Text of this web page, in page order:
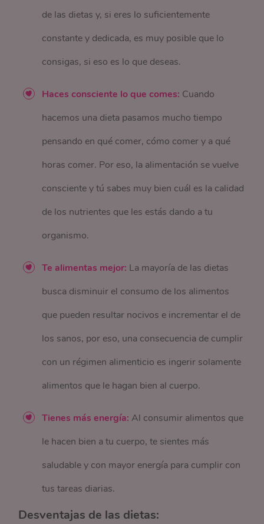
de las dietas y, si eres lo suficientemente
constante y dedicada, es muy posible que lo
consigas, si eso es lo que deseas.
Haces consciente lo que comes: Cuando
hacemos una dieta pasamos mucho tiempo
pensando en qué comer, cómo comer y a qué
horas comer. Por eso, la alimentación se vuelve
consciente y tú sabes muy bien cuál es la calidad
de los nutrientes que les estás dando a tu
organismo.
Te alimentas mejor: La mayoría de las dietas
busca disminuir el consumo de los alimentos
que pueden resultar nocivos e incrementar el de
los sanos, por eso, una consecuencia de cumplir
con un régimen alimenticio es ingerir solamente
alimentos que le hagan bien al cuerpo.
Tienes más energía: Al consumir alimentos que
le hacen bien a tu cuerpo, te sientes más
saludable y con mayor energía para cumplir con
tus tareas diarias.
Desventajas de las dietas: